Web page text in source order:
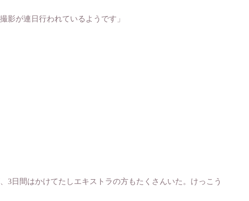
影が連日行われているようです」
日間はかけてたしエキストラの方もたくさんいた。けっこう